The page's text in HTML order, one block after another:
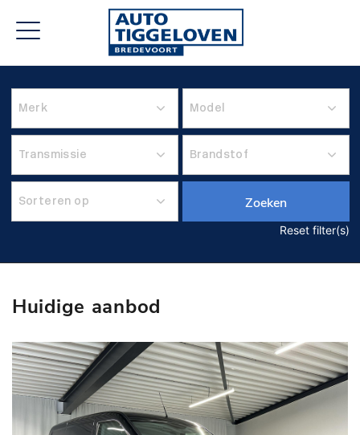
Zoeken
Reset filter(s)
Huidige aanbod